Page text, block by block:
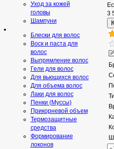
3
Уход за кожей
головы
Шампуни
Блески для волос
Воск и паста для
волос
Выпрямление волос
Гели для волос
Для вьющихся волос
Для объема волос
Лаки для волос
Пенки (Муссы)
Прикорневой объем
Термозащитные
средства
Формирование
локонов